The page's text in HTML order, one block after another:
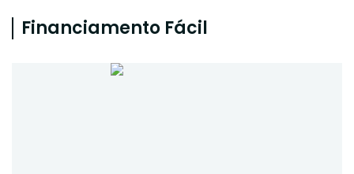
Financiamento Fácil